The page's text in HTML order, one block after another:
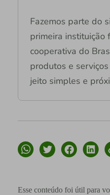
Fazemos parte do
primeira instituição
cooperativa do
produtos e
jeito simples e
Esse conteúdo foi útil para